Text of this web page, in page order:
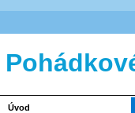
Úvod